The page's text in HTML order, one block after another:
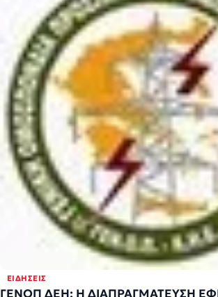
ΕΙΔΉΣΕΙΣ
ΓΕΝΟΠ ΔΕΗ: Η ΔΙΑΠΡΑΓΜΑΤΕΥΣΗ